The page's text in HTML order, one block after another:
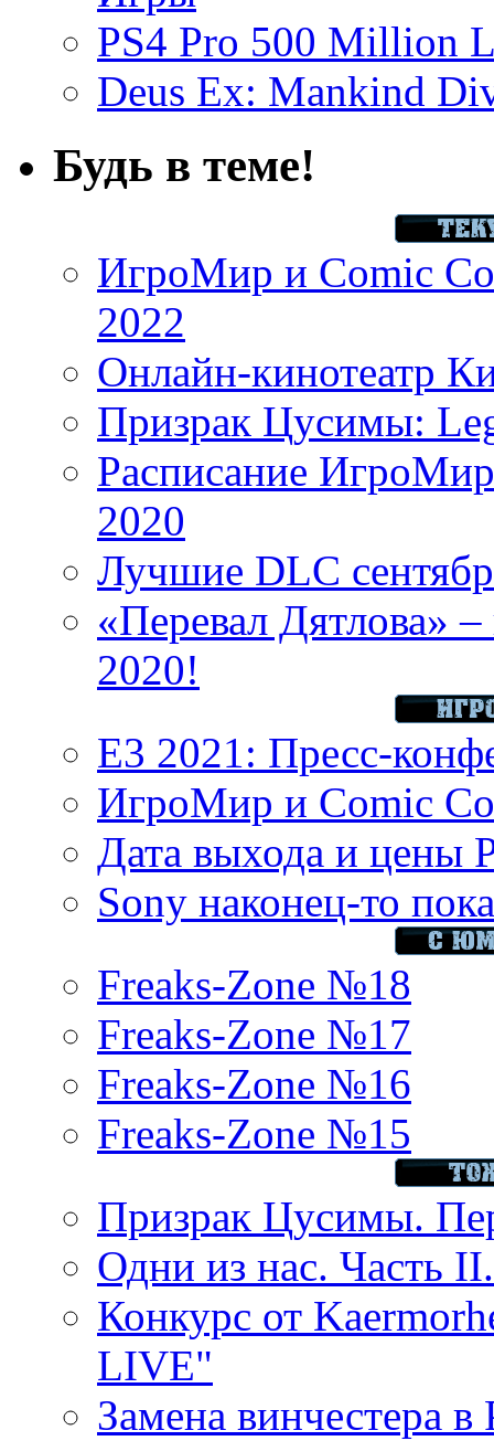
PS4 Pro 500 Million
Deus Ex: Mankind
Будь в теме!
ИгроМир и Comic
2022
Онлайн-кинотеатр
Призрак Цусимы:
Расписание
2020
Лучшие DLC
«Перевал Дятлова»
2020!
E3 2021: Пресс-
ИгроМир и Comic
Дата выхода и цены
Sony наконец-то
Freaks-Zone №18
Freaks-Zone №17
Freaks-Zone №16
Freaks-Zone №15
Призрак Цусимы.
Одни из нас. Часть
Конкурс от
LIVE"
Замена винчестера